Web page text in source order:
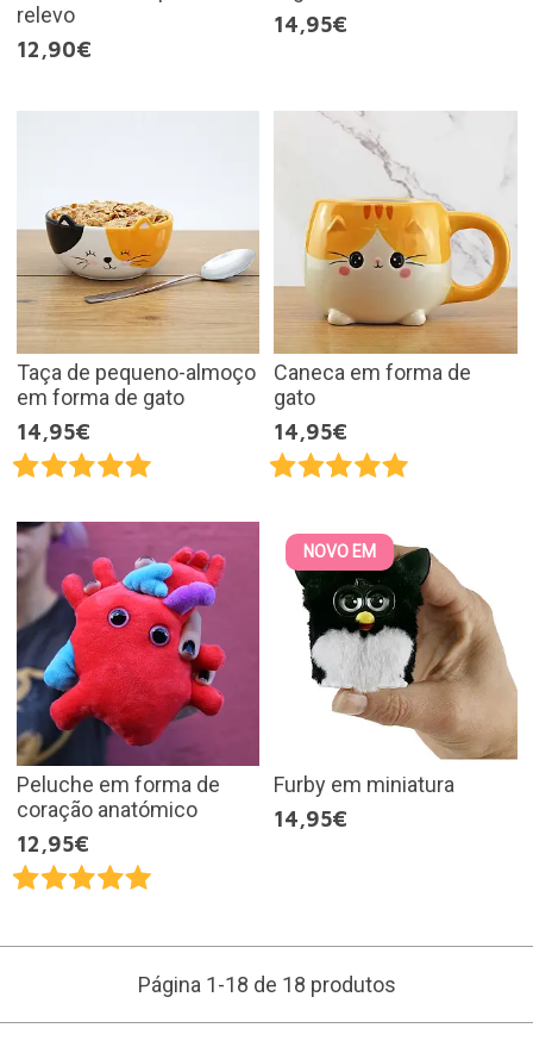
relevo
12,90€
14,95€
Taça de pequeno-almoço
em forma de gato
14,95€
Caneca em forma de
gato
14,95€
Peluche em forma de
coração anatómico
12,95€
NOVO EM
Furby em miniatura
14,95€
Página 1-18 de 18 produtos